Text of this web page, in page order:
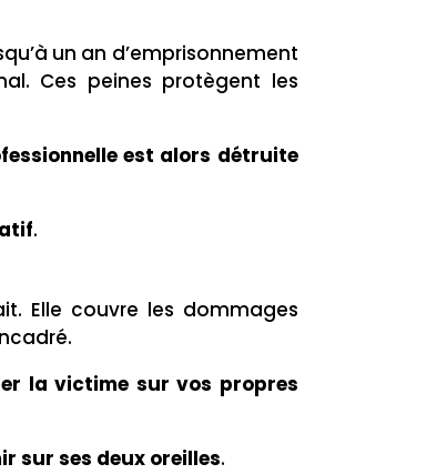
un an d’emprisonnement
Ces peines protègent les
est alors détruite
.
Elle couvre les dommages
la victime sur vos propres
sur ses deux oreilles.